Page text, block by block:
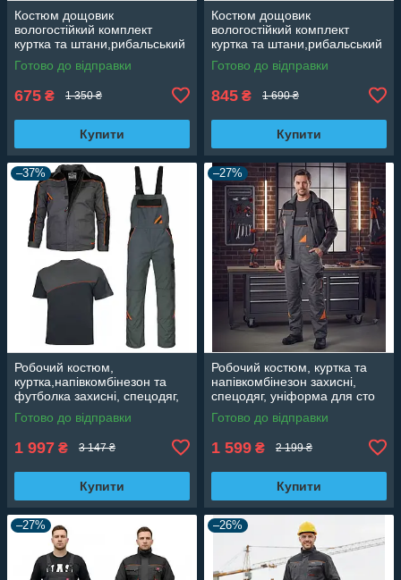
Костюм дощовик
вологостійкий комплект
куртка та штани,рибальський
комплект
Готово до відправки
675 ₴ 1 350 ₴
Купити
Костюм дощовик
вологостійкий комплект
куртка та штани,рибальський
комплект зелений
камуфляжний
Готово до відправки
845 ₴ 1 690 ₴
Купити
–37%
Робочий костюм,
куртка,напівкомбінезон та
футболка захисні, спецодяг,
уніформа для сто Польща
Professional
Готово до відправки
1 997 ₴ 3 147 ₴
Купити
–27%
Робочий костюм, куртка та
напівкомбінезон захисні,
спецодяг, уніформа для сто
Польща Professional
Готово до відправки
1 599 ₴ 2 199 ₴
Купити
–27% –26%